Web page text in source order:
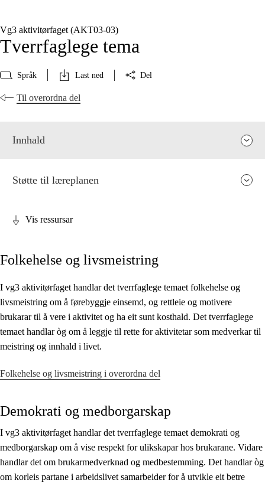
Vg3 aktivitørfaget (AKT03‑03)
Tverrfaglege tema
Språk Last ned Del
Til overordna del
Innhald
Kjerneelement
Tverrfaglege tema
Grunnleggjande ferdigheiter
Støtte til læreplanen
Vis ressursar
Folkehelse og livsmeistring
I vg3 aktivitørfaget handlar det tverrfaglege temaet folkehelse og
livsmeistring om å førebyggje einsemd, og rettleie og motivere
brukarar til å vere i aktivitet og ha eit sunt kosthald. Det tverrfaglege
temaet handlar òg om å leggje til rette for aktivitetar som medverkar til
meistring og innhald i livet.
Folkehelse og livsmeistring i overordna del
Demokrati og medborgarskap
I vg3 aktivitørfaget handlar det tverrfaglege temaet demokrati og
medborgarskap om å vise respekt for ulikskapar hos brukarane. Vidare
handlar det om brukarmedverknad og medbestemming. Det handlar òg
om korleis partane i arbeidslivet samarbeider for å utvikle eit betre